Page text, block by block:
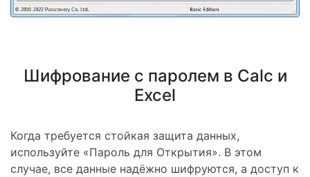
Шифрование с паролем в Calc и
Excel
Когда требуется стойкая защита данных,
используйте «Пароль для Открытия». В этом
случае, все данные надёжно шифруются, а доступ к